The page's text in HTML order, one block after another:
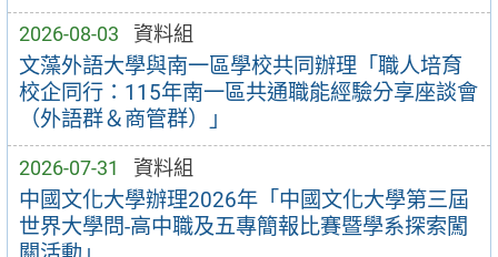
2026-08-03 資料組
文藻外語大學與南一區學校共同辦理「職人培育
校企同行：115年南一區共通職能經驗分享座談會
（外語群＆商管群）」
2026-07-31 資料組
中國文化大學辦理2026年「中國文化大學第三屆
世界大學問-高中職及五專簡報比賽暨學系探索闖